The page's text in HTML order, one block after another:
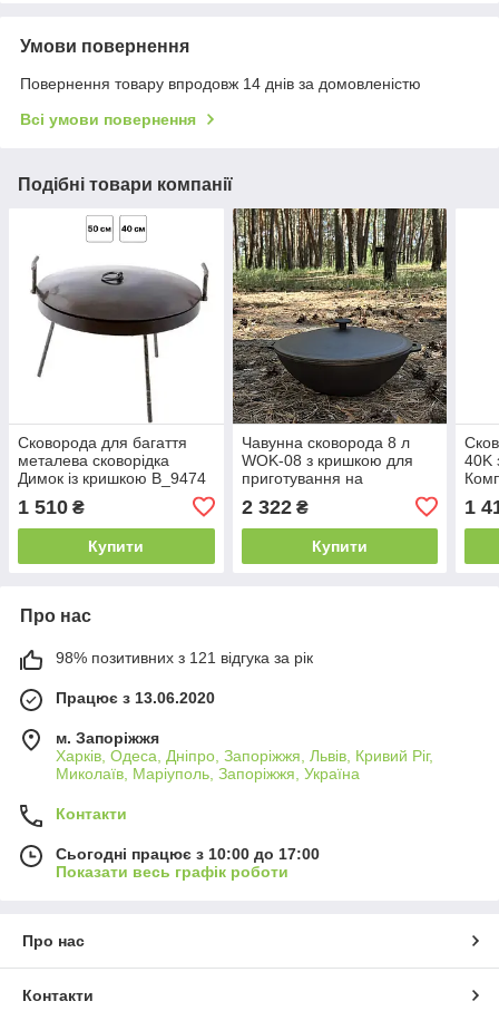
Умови повернення
Повернення товару впродовж 14 днів за домовленістю
Всі умови повернення
Подібні товари компанії
Сковорода для багаття
металева сковорідка
Димок із кришкою B_9474
1 510 ₴
Купити
Чавунна сковорода 8 л
WOK-08 з кришкою для
приготування на
відкритому вогні B_2426
2 322₴
Купити
40K
1
Про нас
98% позитивних з 121 відгука за рік
Працює з 13.06.2020
м. Запоріжжя
Харків, Одеса, Дніпро, Запоріжжя, Львів, Кривий Ріг,
Миколаїв, Маріуполь, Запоріжжя, Україна
Контакти
Сьогодні працює з 10:00 до 17:00
Показати весь графік роботи
Про нас
Контакти